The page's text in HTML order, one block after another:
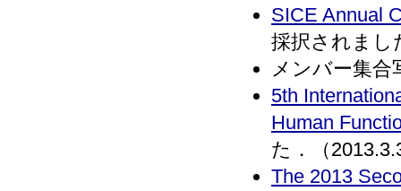
SICE Annual
採択されまし
メンバー集合
5th
Human
た．（
The 2013